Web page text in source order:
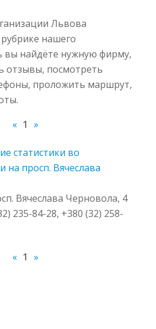
Львова
нашего
вы найдёте нужную фирму,
отзывы, посмотреть
проложить маршрут,
« 1 »
статистики во
на просп. Вячеслава
Вячеслава Черновола, 4
235-84-28, +380 (32) 258-
« 1 »